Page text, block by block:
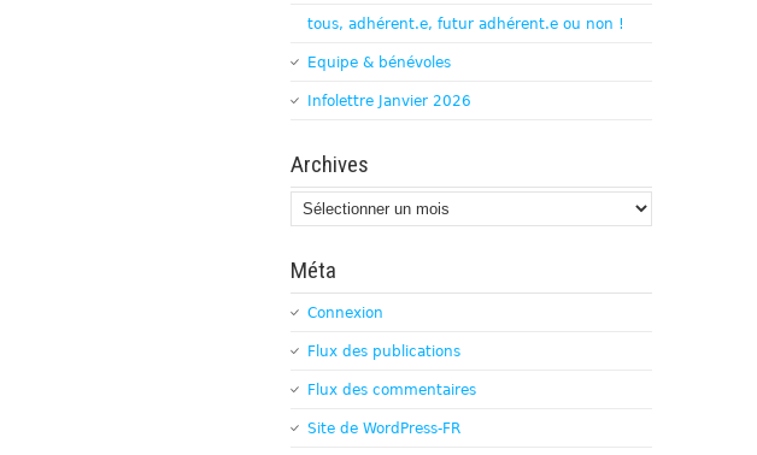
tous, adhérent.e, futur adhérent.e ou non !
Equipe & bénévoles
Infolettre Janvier 2026
Archives
Archives
Méta
Connexion
Flux des publications
Flux des commentaires
Site de WordPress-FR